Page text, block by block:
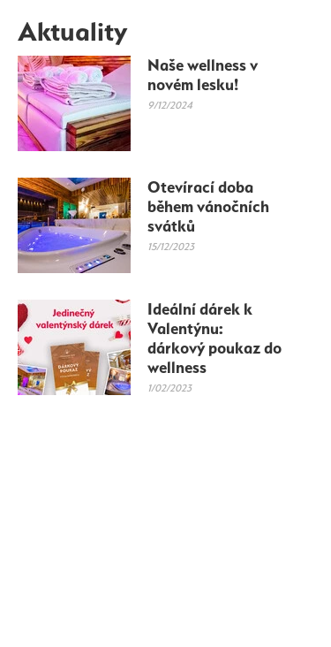
Aktuality
Naše wellness v
novém lesku!
9/12/2024
Otevírací doba
během vánočních
svátků
15/12/2023
Ideální dárek k
Valentýnu:
dárkový poukaz do
wellness
1/02/2023